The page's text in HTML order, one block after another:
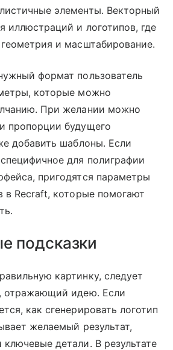
элементы. Векторный
иллюстраций и логотипов, где
и масштабирование.
формат пользователь
которые можно
При желании можно
пропорции будущего
добавить шаблоны. Если
для полиграфии
пригодятся параметры
в Recraft, которые помогают
подсказки
картинку, следует
отражающий идею. Если
как сгенерировать логотип
желаемый результат,
детали. В результате